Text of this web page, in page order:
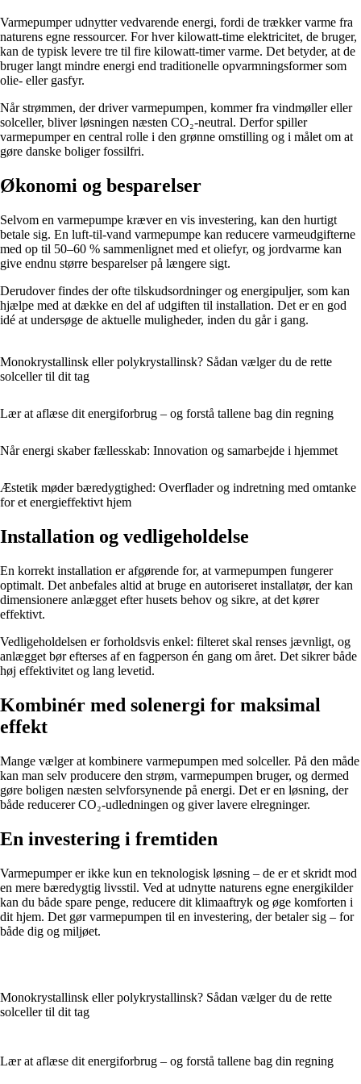
Varmepumper udnytter vedvarende energi, fordi de trækker varme fra
naturens egne ressourcer. For hver kilowatt-time elektricitet, de bruger,
kan de typisk levere tre til fire kilowatt-timer varme. Det betyder, at de
bruger langt mindre energi end traditionelle opvarmningsformer som
olie- eller gasfyr.
Når strømmen, der driver varmepumpen, kommer fra vindmøller eller
solceller, bliver løsningen næsten CO₂-neutral. Derfor spiller
varmepumper en central rolle i den grønne omstilling og i målet om at
gøre danske boliger fossilfri.
Økonomi og besparelser
Selvom en varmepumpe kræver en vis investering, kan den hurtigt
betale sig. En luft-til-vand varmepumpe kan reducere varmeudgifterne
med op til 50–60 % sammenlignet med et oliefyr, og jordvarme kan
give endnu større besparelser på længere sigt.
Derudover findes der ofte tilskudsordninger og energipuljer, som kan
hjælpe med at dække en del af udgiften til installation. Det er en god
idé at undersøge de aktuelle muligheder, inden du går i gang.
Monokrystallinsk eller polykrystallinsk? Sådan vælger du de rette
solceller til dit tag
Lær at aflæse dit energiforbrug – og forstå tallene bag din regning
Når energi skaber fællesskab: Innovation og samarbejde i hjemmet
Æstetik møder bæredygtighed: Overflader og indretning med omtanke
for et energieffektivt hjem
Installation og vedligeholdelse
En korrekt installation er afgørende for, at varmepumpen fungerer
optimalt. Det anbefales altid at bruge en autoriseret installatør, der kan
dimensionere anlægget efter husets behov og sikre, at det kører
effektivt.
Vedligeholdelsen er forholdsvis enkel: filteret skal renses jævnligt, og
anlægget bør efterses af en fagperson én gang om året. Det sikrer både
høj effektivitet og lang levetid.
Kombinér med solenergi for maksimal
effekt
Mange vælger at kombinere varmepumpen med solceller. På den måde
kan man selv producere den strøm, varmepumpen bruger, og dermed
gøre boligen næsten selvforsynende på energi. Det er en løsning, der
både reducerer CO₂-udledningen og giver lavere elregninger.
En investering i fremtiden
Varmepumper er ikke kun en teknologisk løsning – de er et skridt mod
en mere bæredygtig livsstil. Ved at udnytte naturens egne energikilder
kan du både spare penge, reducere dit klimaaftryk og øge komforten i
dit hjem. Det gør varmepumpen til en investering, der betaler sig – for
både dig og miljøet.
Monokrystallinsk eller polykrystallinsk? Sådan vælger du de rette
solceller til dit tag
Lær at aflæse dit energiforbrug – og forstå tallene bag din regning